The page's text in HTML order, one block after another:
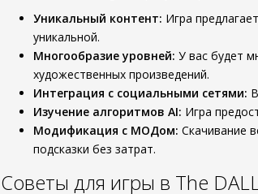
Уникальный контент: Игра
уникальной.
Многообразие уровней: У вас будет
художественных произведений.
Интеграция с социальными сетями:
Изучение алгоритмов AI: Игра
Модификация с МОДом: Скачивание
подсказки без затрат.
Советы для игры в The